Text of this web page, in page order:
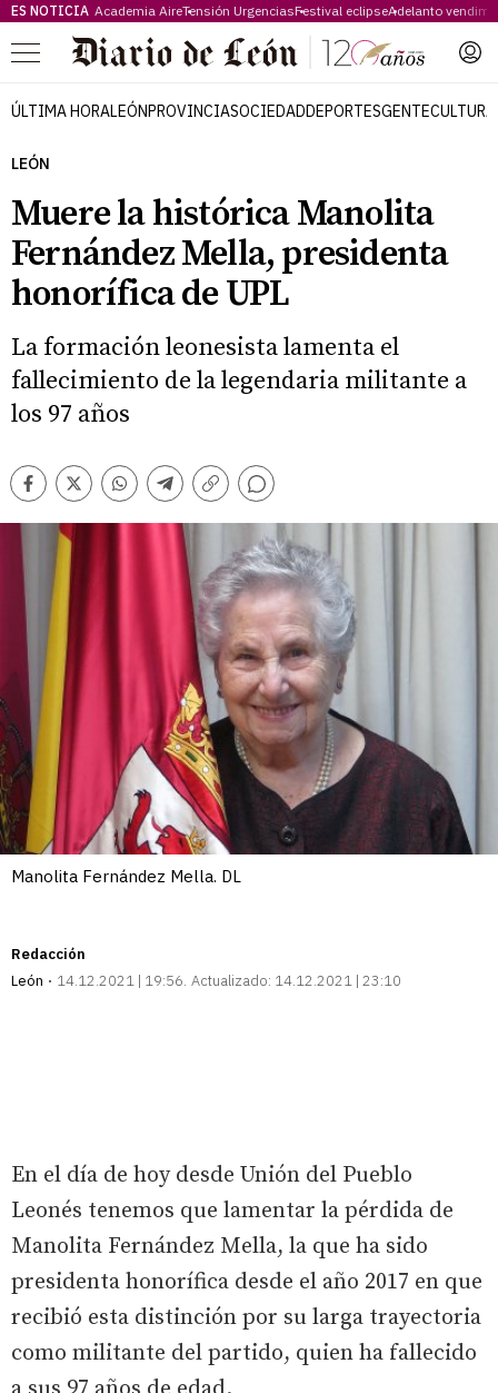
ES NOTICIA Academia AireTensión UrgenciasFestival eclipseAdelanto
Menú
ÚLTIMA HORALEÓNPROVINCIASOCIEDADDEPORTESGENTECULTURA
LEÓN
Muere la histórica Manolita
Fernández Mella, presidenta
honorífica de UPL
La formación leonesista lamenta el
fallecimiento de la legendaria militante a
los 97 años
Facebook
TwitterWhatsappTelegram
Copiar
Comentarios
Manolita Fernández Mella. DL
Redacción
León
14.12.2021 | 19:56 Actualizado: 14.12.2021 | 23:10
En el día de hoy desde Unión del Pueblo
Leonés tenemos que lamentar la pérdida de
Manolita Fernández Mella, la que ha sido
presidenta honorífica desde el año 2017 en que
recibió esta distinción por su larga trayectoria
como militante del partido, quien ha fallecido